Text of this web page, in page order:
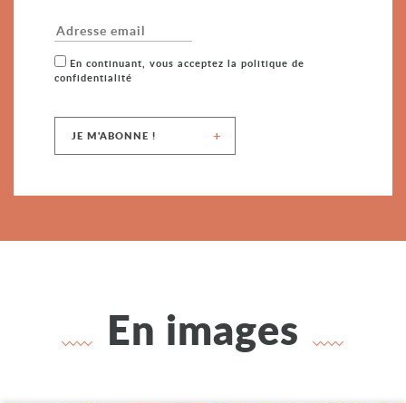
Email
En continuant, vous acceptez la politique de
confidentialité
En images